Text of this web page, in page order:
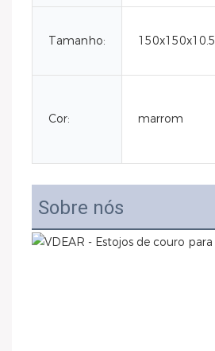
Tamanho: 150x150x10.5
Cor: marrom
Sobre nós